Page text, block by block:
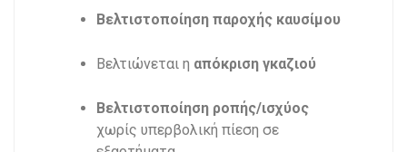
Βελτιστοποίηση παροχής καυσίμου
Βελτιώνεται η απόκριση γκαζιού
Βελτιστοποίηση ροπής/ισχύος
χωρίς υπερβολική πίεση σε